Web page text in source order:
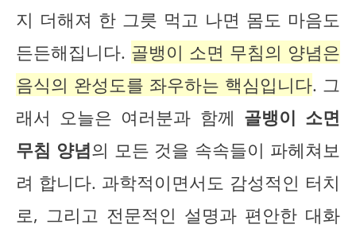
지 더해져 한 그릇 먹고 나면 몸도 마음도
든든해집니다. 골뱅이 소면 무침의 양념은
음식의 완성도를 좌우하는 핵심입니다. 그
래서 오늘은 여러분과 함께 골뱅이 소면
무침 양념의 모든 것을 속속들이 파헤쳐보
려 합니다. 과학적이면서도 감성적인 터치
로, 그리고 전문적인 설명과 편안한 대화